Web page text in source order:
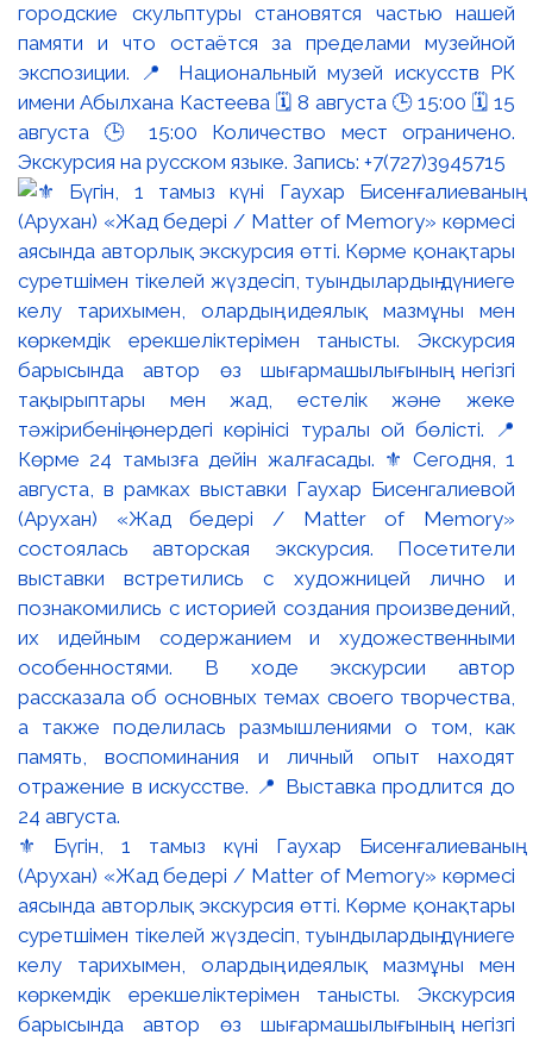
городские скульптуры становятся частью нашей
памяти и что остаётся за пределами музейной
экспозиции. 📍 Национальный музей искусств РК
имени Абылхана Кастеева 🗓 8 августа 🕒 15:00 🗓 15
августа 🕒 15:00 Количество мест ограничено.
Экскурсия на русском языке. Запись: +7(727)3945715
⚜️ Бүгін, 1 тамыз күні Гаухар Бисенғалиеваның
(Арухан) «Жад бедері / Matter of Memory» көрмесі
аясында авторлық экскурсия өтті. Көрме қонақтары
суретшімен тікелей жүздесіп, туындылардың дүниеге
келу тарихымен, олардың идеялық мазмұны мен
көркемдік ерекшеліктерімен танысты. Экскурсия
барысында автор өз шығармашылығының негізгі